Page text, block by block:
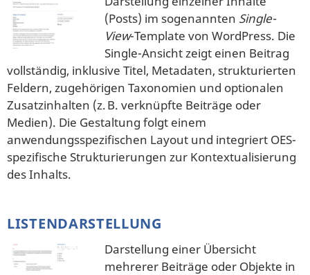
(Posts) im sogenannten Single-
View-Template von WordPress. Die
Single-Ansicht zeigt einen Beitrag
vollständig, inklusive Titel, Metadaten, strukturierten
Feldern, zugehörigen Taxonomien und optionalen
Zusatzinhalten (z. B. verknüpfte Beiträge oder
Medien). Die Gestaltung folgt einem
anwendungsspezifischen Layout und integriert OES-
spezifische Strukturierungen zur Kontextualisierung
des Inhalts.
LISTENDARSTELLUNG
Darstellung einer Übersicht
mehrerer Beiträge oder Objekte in